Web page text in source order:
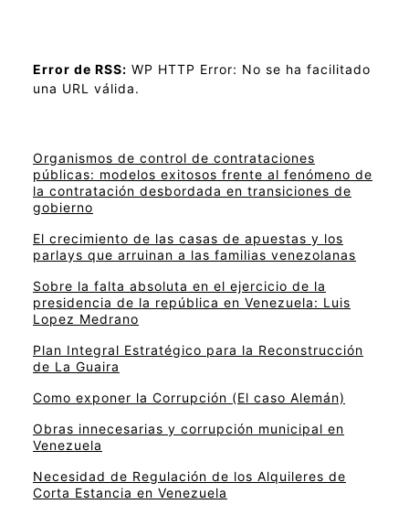
Error de RSS: WP HTTP Error: No se ha facilitado
una URL válida.
Organismos de control de contrataciones
públicas: modelos exitosos frente al fenómeno de
la contratación desbordada en transiciones de
gobierno
El crecimiento de las casas de apuestas y los
parlays que arruinan a las familias venezolanas
Sobre la falta absoluta en el ejercicio de la
presidencia de la república en Venezuela: Luis
Lopez Medrano
Plan Integral Estratégico para la Reconstrucción
de La Guaira
Como exponer la Corrupción (El caso Alemán)
Obras innecesarias y corrupción municipal en
Venezuela
Necesidad de Regulación de los Alquileres de
Corta Estancia en Venezuela